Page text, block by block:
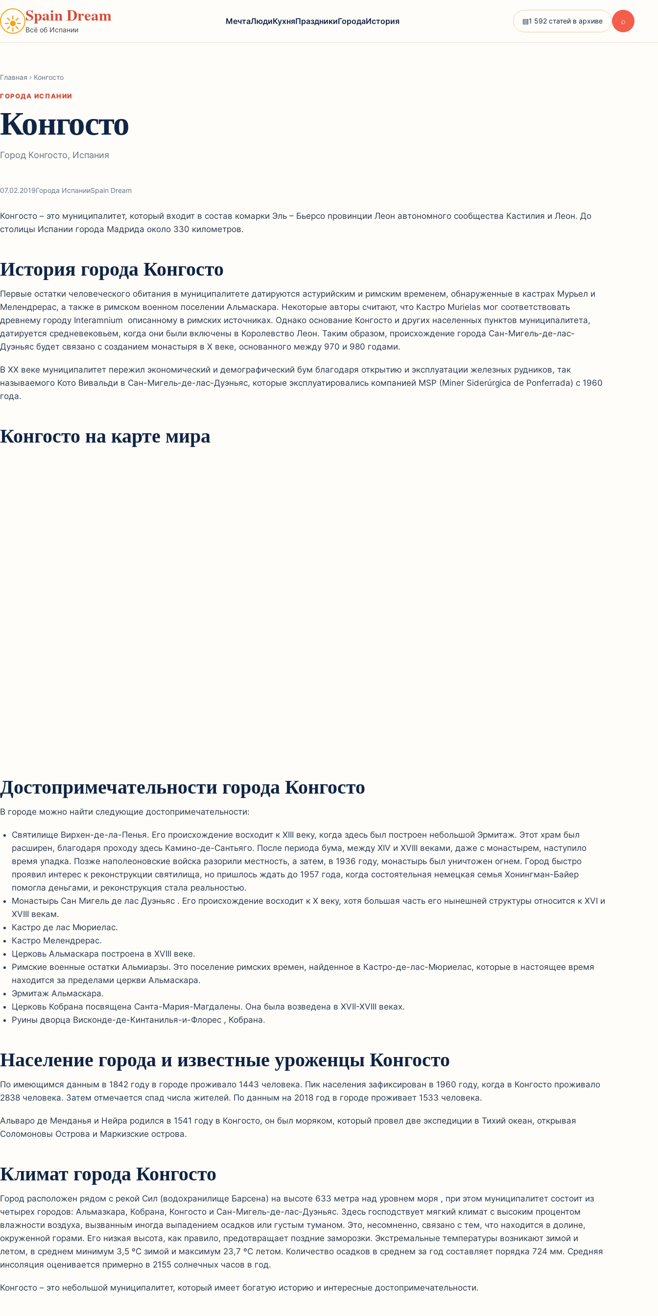
☀Spain Dream
Всё об Испании
МечтаЛюдиКухняПраздникиГородаИстория ▤1 592 статей в архиве ⌕
Главная › Конгосто
ГОРОДА ИСПАНИИ
Конгосто
Город Конгосто, Испания
07.02.2019Города ИспанииSpain Dream
Конгосто – это муниципалитет, который входит в состав комарки Эль – Бьерсо провинции Леон автономного сообщества Кастилия и Леон. До
столицы Испании города Мадрида около 330 километров.
История города Конгосто
Первые остатки человеческого обитания в муниципалитете датируются астурийским и римским временем, обнаруженные в кастрах Мурьел и
Мелендрерас, а также в римском военном поселении Альмаскара. Некоторые авторы считают, что Кастро Murielas мог соответствовать
древнему городу Interamnium описанному в римских источниках. Однако основание Конгосто и других населенных пунктов муниципалитета,
датируется средневековьем, когда они были включены в Королевство Леон. Таким образом, происхождение города Сан-Мигель-де-лас-
Дуэньяс будет связано с созданием монастыря в X веке, основанного между 970 и 980 годами.
В XX веке муниципалитет пережил экономический и демографический бум благодаря открытию и эксплуатации железных рудников, так
называемого Кото Вивальди в Сан-Мигель-де-лас-Дуэньяс, которые эксплуатировались компанией MSP (Miner Siderúrgica de Ponferrada) с 1960
года.
Конгосто на карте мира
Достопримечательности города Конгосто
В городе можно найти следующие достопримечательности:
Святилище Вирхен-де-ла-Пенья. Его происхождение восходит к XIII веку, когда здесь был построен небольшой Эрмитаж. Этот храм был
расширен, благодаря проходу здесь Камино-де-Сантьяго. После периода бума, между XIV и XVIII веками, даже с монастырем, наступило
время упадка. Позже наполеоновские войска разорили местность, а затем, в 1936 году, монастырь был уничтожен огнем. Город быстро
проявил интерес к реконструкции святилища, но пришлось ждать до 1957 года, когда состоятельная немецкая семья Хонингман-Байер
помогла деньгами, и реконструкция стала реальностью.
Монастырь Сан Мигель де лас Дуэньяс . Его происхождение восходит к X веку, хотя большая часть его нынешней структуры относится к XVI и
XVIII векам.
Кастро де лас Мюриелас.
Кастро Мелендрерас.
Церковь Альмаскара построена в XVIII веке.
Римские военные остатки Альмиарзы. Это поселение римских времен, найденное в Кастро-де-лас-Мюриелас, которые в настоящее время
находится за пределами церкви Альмаскара.
Эрмитаж Альмаскара.
Церковь Кобрана посвящена Санта-Мария-Магдалены. Она была возведена в XVII-XVIII веках.
Руины дворца Висконде-де-Кинтанилья-и-Флорес , Кобрана.
Население города и известные уроженцы Конгосто
По имеющимся данным в 1842 году в городе проживало 1443 человека. Пик населения зафиксирован в 1960 году, когда в Конгосто проживало
2838 человека. Затем отмечается спад числа жителей. По данным на 2018 год в городе проживает 1533 человека.
Альваро де Менданья и Нейра родился в 1541 году в Конгосто, он был моряком, который провел две экспедиции в Тихий океан, открывая
Соломоновы Острова и Маркизские острова.
Климат города Конгосто
Город расположен рядом с рекой Сил (водохранилище Барсена) на высоте 633 метра над уровнем моря , при этом муниципалитет состоит из
четырех городов: Альмазкара, Кобрана, Конгосто и Сан-Мигель-де-лас-Дуэньяс. Здесь господствует мягкий климат с высоким процентом
влажности воздуха, вызванным иногда выпадением осадков или густым туманом. Это, несомненно, связано с тем, что находится в долине,
окруженной горами. Его низкая высота, как правило, предотвращает поздние заморозки. Экстремальные температуры возникают зимой и
летом, в среднем минимум 3,5 ºC зимой и максимум 23,7 ºC летом. Количество осадков в среднем за год составляет порядка 724 мм. Средняя
инсоляция оценивается примерно в 2155 солнечных часов в год.
Конгосто – это небольшой муниципалитет, который имеет богатую историю и интересные достопримечательности.